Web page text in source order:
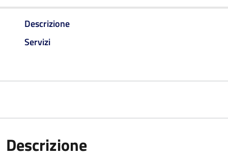
Descrizione
Servizi
Descrizione